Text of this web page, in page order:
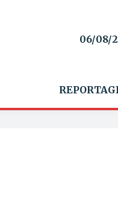
06/08/